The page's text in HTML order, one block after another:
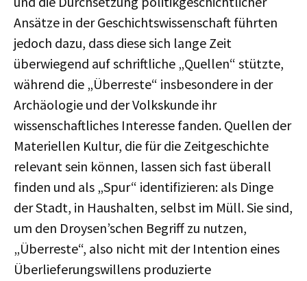
Ansätze in der Geschichtswissenschaft führten
jedoch dazu, dass diese sich lange Zeit
überwiegend auf schriftliche „Quellen“ stützte,
während die „Überreste“ insbesondere in der
Archäologie und der Volkskunde ihr
wissenschaftliches Interesse fanden. Quellen der
Materiellen Kultur, die für die Zeitgeschichte
relevant sein können, lassen sich fast überall
finden und als „Spur“ identifizieren: als Dinge
der Stadt, in Haushalten, selbst im Müll. Sie sind,
um den Droysen’schen Begriff zu nutzen,
„Überreste“, also nicht mit der Intention eines
Überlieferungswillens produzierte